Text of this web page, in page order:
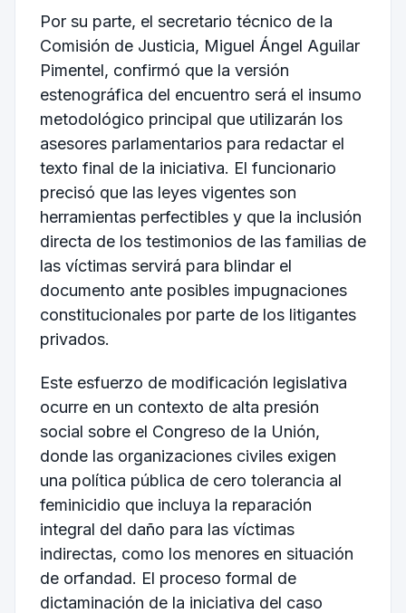
Por su parte, el secretario técnico de la
Comisión de Justicia, Miguel Ángel Aguilar
Pimentel, confirmó que la versión
estenográfica del encuentro será el insumo
metodológico principal que utilizarán los
asesores parlamentarios para redactar el
texto final de la iniciativa. El funcionario
precisó que las leyes vigentes son
herramientas perfectibles y que la inclusión
directa de los testimonios de las familias de
las víctimas servirá para blindar el
documento ante posibles impugnaciones
constitucionales por parte de los litigantes
privados.
Este esfuerzo de modificación legislativa
ocurre en un contexto de alta presión
social sobre el Congreso de la Unión,
donde las organizaciones civiles exigen
una política pública de cero tolerancia al
feminicidio que incluya la reparación
integral del daño para las víctimas
indirectas, como los menores en situación
de orfandad. El proceso formal de
dictaminación de la iniciativa del caso